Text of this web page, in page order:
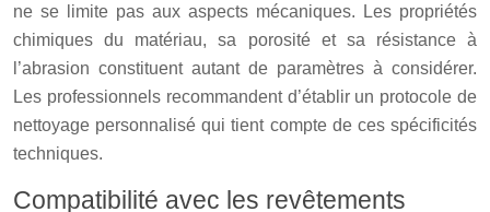
ne se limite pas aux aspects mécaniques. Les propriétés
chimiques du matériau, sa porosité et sa résistance à
l’abrasion constituent autant de paramètres à considérer.
Les professionnels recommandent d’établir un protocole de
nettoyage personnalisé qui tient compte de ces spécificités
techniques.
Compatibilité avec les revêtements